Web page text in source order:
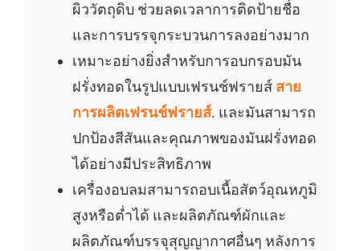
ผิววัตถุดิบ ช่วยลดเวลาการติดป้ายชื่อ
และการบรรจุกระบวนการลงอย่างมาก
เหมาะอย่างยิ่งสำหรับการอบกรอบมัน
ฝรั่งทอดในรูปแบบเฟรนช์ฟรายส์ สาย
การผลิตเฟรนช์ฟรายส์. และมันสามารถ
ปกป้องสีสันและคุณภาพของมันฝรั่งทอด
ได้อย่างมีประสิทธิภาพ
เครื่องอบลมสามารถอบเนื้อสัตว์อุณหภูมิ
สูงหรือต่ำได้ และผลิตภัณฑ์ผักและ
ผลิตภัณฑ์บรรจุสุญญากาศอื่นๆ หลังการ